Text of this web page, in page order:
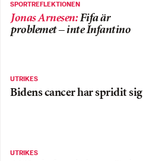
SPORTREFLEKTIONEN
Jonas Arnesen:Fifa är
problemet – inte Infantino
UTRIKES
Bidens cancer har spridit sig
UTRIKES